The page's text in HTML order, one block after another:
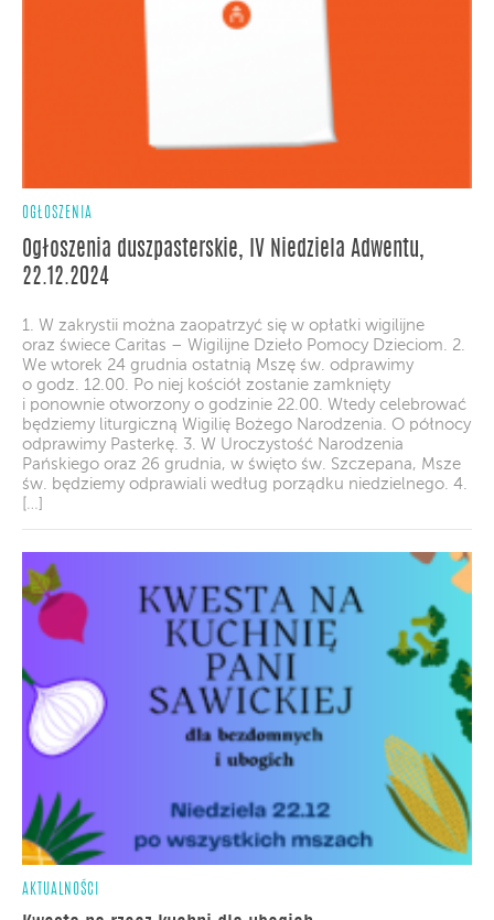
OGŁOSZENIA
Ogłoszenia duszpasterskie, IV Niedziela Adwentu,
22.12.2024
1. W zakrystii można zaopatrzyć się w opłatki wigilijne
oraz świece Caritas – Wigilijne Dzieło Pomocy Dzieciom. 2.
We wtorek 24 grudnia ostatnią Mszę św. odprawimy
o godz. 12.00. Po niej kościół zostanie zamknięty
i ponownie otworzony o godzinie 22.00. Wtedy celebrować
będziemy liturgiczną Wigilię Bożego Narodzenia. O północy
odprawimy Pasterkę. 3. W Uroczystość Narodzenia
Pańskiego oraz 26 grudnia, w święto św. Szczepana, Msze
św. będziemy odprawiali według porządku niedzielnego. 4.
[…]
AKTUALNOŚCI